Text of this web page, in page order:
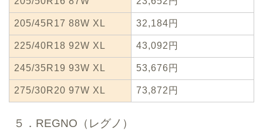
205/45R17 88W XL 32,184円
225/40R18 92W XL 43,092円
245/35R19 93W XL 53,676円
275/30R20 97W XL 73,872円
５．REGNO（レグノ）